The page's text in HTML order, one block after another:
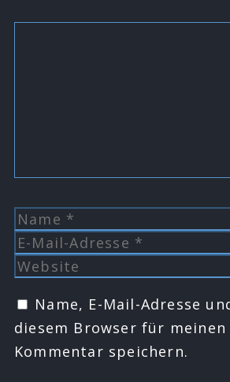
Name
Name, E-Mail-Adresse
diesem Browser für meinen
Kommentar speichern.